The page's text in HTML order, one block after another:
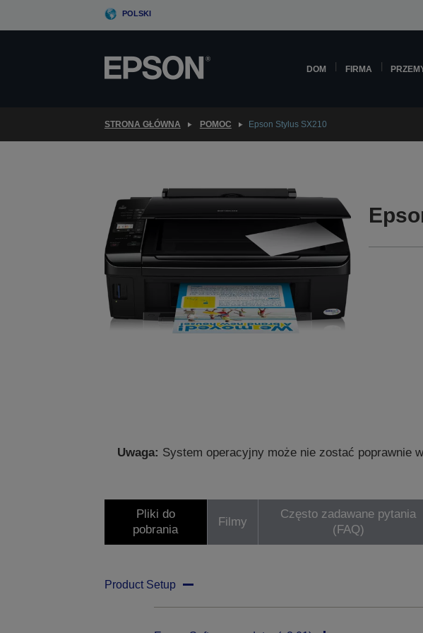
POLSKI
DOM FIRMA
STRONA GŁÓWNA POMOC Epson Stylus SX210
Uwaga: System operacyjny może nie zostać poprawnie
Pliki do
pobrania
Filmy
Często zadawane pytania
(FAQ)
Product Setup